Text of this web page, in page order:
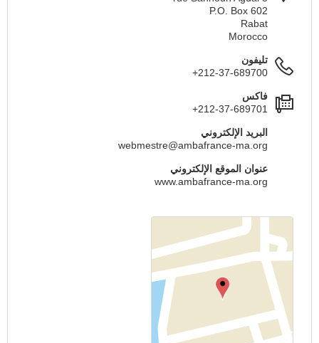
P.O. Box 602
Rabat
Morocco
تليفون
+212-37-689700
فاكس
+212-37-689701
البريد الإلكتروني
webmestre@ambafrance-ma.org
عنوان الموقع الإلكتروني
www.ambafrance-ma.org